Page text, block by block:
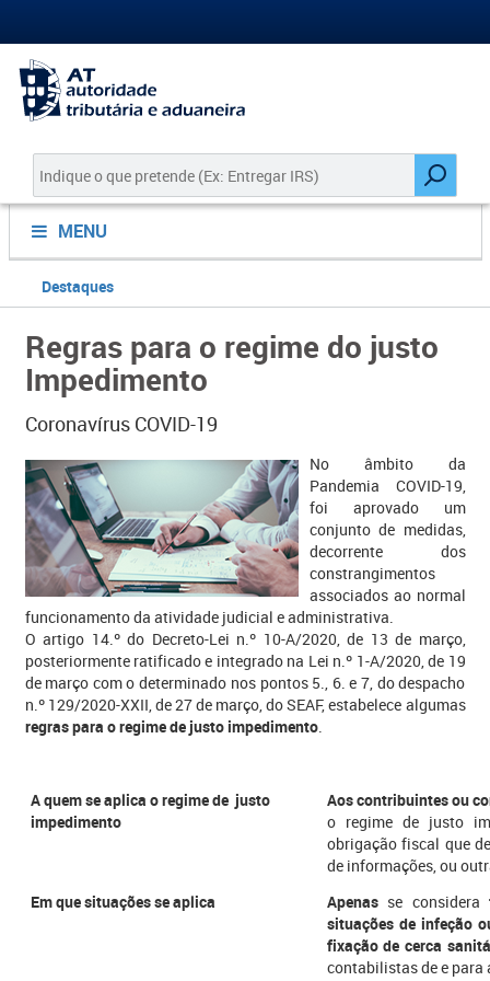
MENU
Destaques
Regras para o regime do justo
Impedimento
Coronavírus COVID-19
​​​​​​​​No âmbito da
Pandemia COVID-19,
foi aprovado um
conjunto de medidas,
decorrente dos
constrangimentos
associados ao normal
funcionamento da atividade judicial e administrativa.
​O artigo 14.º do Decreto-Lei n.º 10-A/2020, de 13 de março,
posteriormente ratificado e integrado na Lei n.º 1-A/2020, de 19
de março com o determinado nos pontos 5., 6. e 7, do despacho
n.º 129/2020-XXII, de 27 de março, do SEAF, estabelece algumas
regras para o​ regime de justo impedimento.
A quem se aplica o reg​ime de justo
impedimento
Aos contribuintes ou
o regime de justo
obrigação fiscal que
de informações, ou
Em que situações se aplica
Apenas se considera
situações de infeção
fixação de cerca
contabilistas de e para